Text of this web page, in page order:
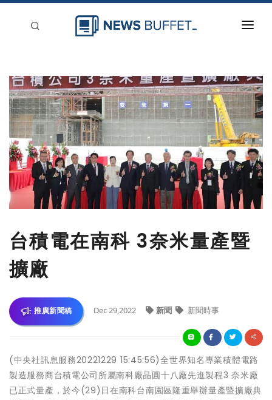
新聞稿分類
登入
刊登
台積電在南科 3奈米量產暨
擴廠
推廣新聞稿 Dec 29,2022 新聞 新聞時事
(中央社訊息服務20221229 15:45:56)全世界知名專業積體電路
製造服務商台積電公司所屬南科廠晶圓十八廠先進製程3 奈米廠
已正式量產，於今(29)日在南科台南園區隆重舉辦量產暨擴廠典